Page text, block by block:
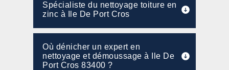
Spécialiste du nettoyage toiture en
zinc à Ile De Port Cros
Où dénicher un expert en
nettoyage et démoussage à Ile De
Port Cros 83400 ?